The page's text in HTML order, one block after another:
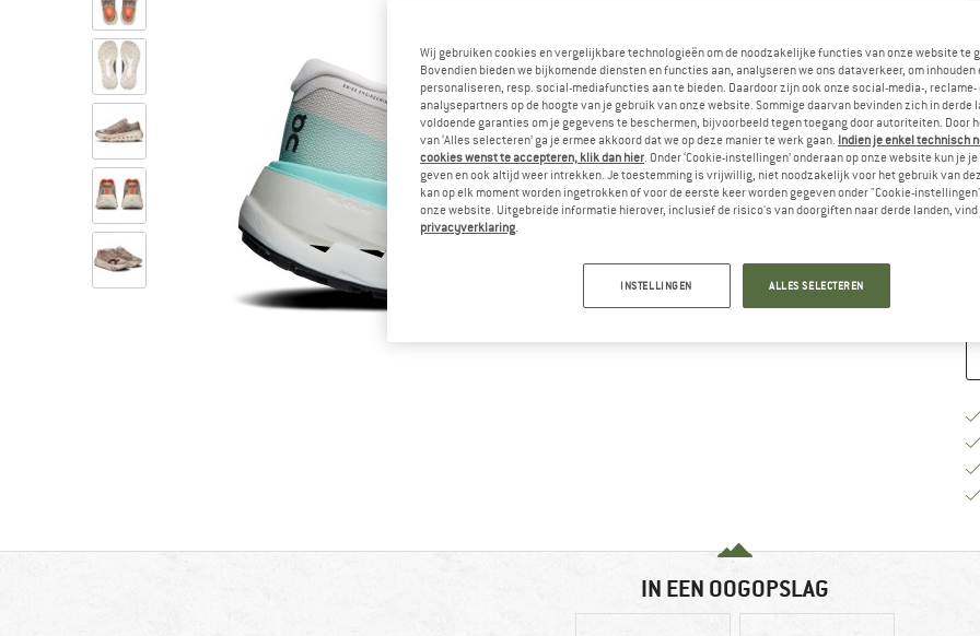
IN EEN OOGOPSLAG
Wij gebruiken cookies en vergelijkbare technologieën om de noodzakelijke functies van onze website te
Bovendien bieden we bijkomende diensten en functies aan, analyseren we ons dataverkeer, om inhouden
personaliseren, resp. social-mediafuncties aan te bieden. Daardoor zijn ook onze social-media-, reclame-
analysepartners op de hoogte van je gebruik van onze website. Sommige daarvan bevinden zich in derde
voldoende garanties om je gegevens te beschermen, bijvoorbeeld tegen toegang door autoriteiten. Door
van ‘Alles selecteren’ ga je ermee akkoord dat we op deze manier te werk gaan. Indien je enkel technisch
cookies wenst te accepteren, klik dan hier. Onder ‘Cookie-instellingen’ onderaan op onze website kun je
geven en ook altijd weer intrekken. Je toestemming is vrijwillig, niet noodzakelijk voor het gebruik van
kan op elk moment worden ingetrokken of voor de eerste keer worden gegeven onder "Cookie-
onze website. Uitgebreide informatie hierover, inclusief de risico's van doorgiften naar derde landen, vind
privacyverklaring.
INSTELLINGEN ALLES SELECTEREN